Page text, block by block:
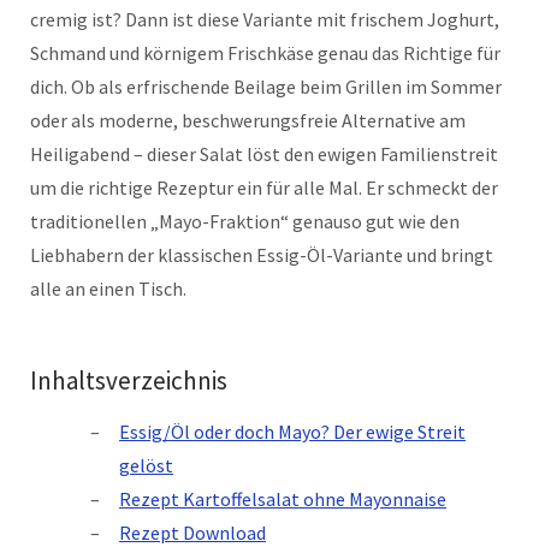
cremig ist? Dann ist diese Variante mit frischem Joghurt,
Schmand und körnigem Frischkäse genau das Richtige für
dich. Ob als erfrischende Beilage beim Grillen im Sommer
oder als moderne, beschwerungsfreie Alternative am
Heiligabend – dieser Salat löst den ewigen Familienstreit
um die richtige Rezeptur ein für alle Mal. Er schmeckt der
traditionellen „Mayo-Fraktion“ genauso gut wie den
Liebhabern der klassischen Essig-Öl-Variante und bringt
alle an einen Tisch.
Inhaltsverzeichnis
Essig/Öl oder doch Mayo? Der ewige Streit
gelöst
Rezept Kartoffelsalat ohne Mayonnaise
Rezept Download